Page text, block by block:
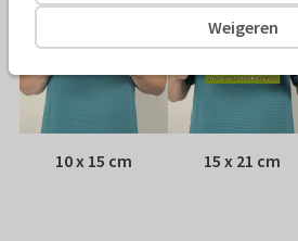
10 x 15 cm 15 x 21 cm
Weigeren